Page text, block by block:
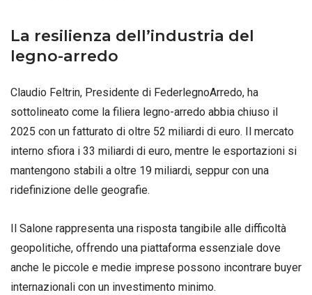
La resilienza dell’industria del
legno-arredo
Claudio Feltrin, Presidente di FederlegnoArredo, ha
sottolineato come la filiera legno-arredo abbia chiuso il
2025 con un fatturato di oltre 52 miliardi di euro. Il mercato
interno sfiora i 33 miliardi di euro, mentre le esportazioni si
mantengono stabili a oltre 19 miliardi, seppur con una
ridefinizione delle geografie.
Il Salone rappresenta una risposta tangibile alle difficoltà
geopolitiche, offrendo una piattaforma essenziale dove
anche le piccole e medie imprese possono incontrare buyer
internazionali con un investimento minimo.